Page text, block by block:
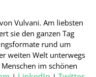
Vulvani. Am liebsten
sie den ganzen Tag
rund um
weiten Welt unterwegs
im schönen